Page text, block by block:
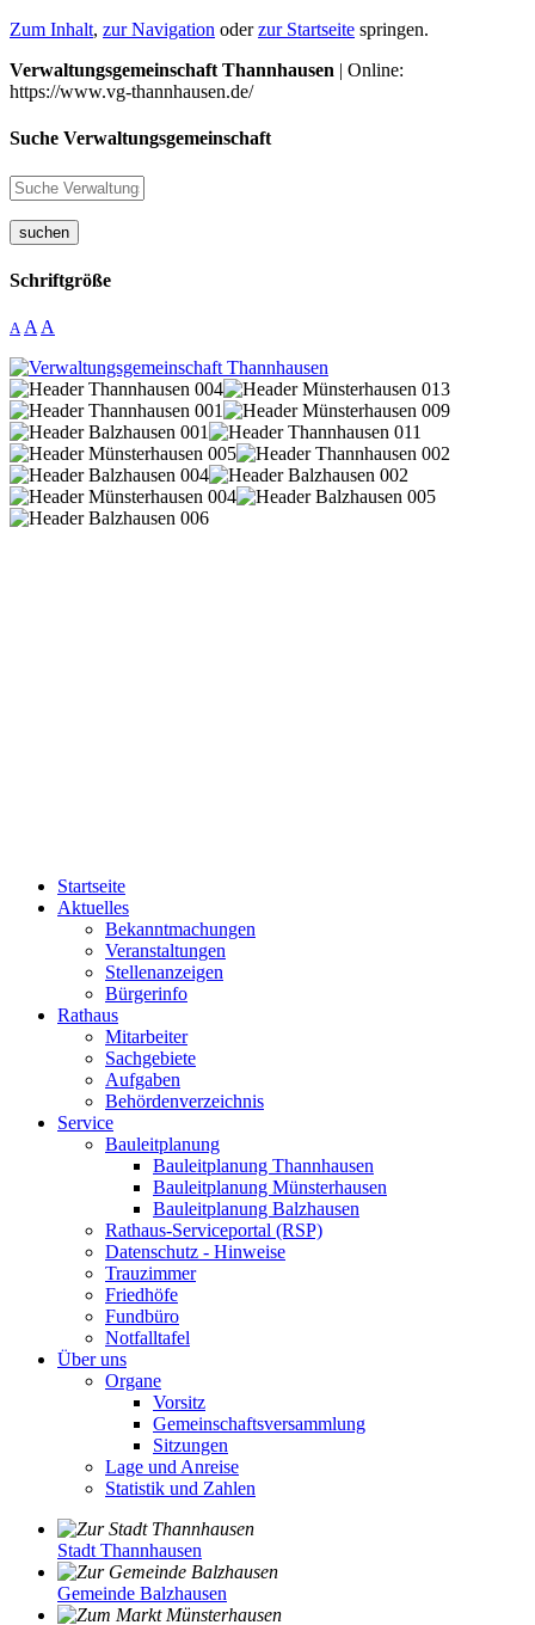
Zum Inhalt, zur Navigation oderzur Startseite springen.
Verwaltungsgemeinschaft Thannhausen | Online:
https://www.vg-thannhausen.de/
Suche Verwaltungsgemeinschaft
suchen
Schriftgröße
A A A
Startseite
Aktuelles
Bekanntmachungen
Veranstaltungen
Stellenanzeigen
Bürgerinfo
Rathaus
Mitarbeiter
Sachgebiete
Aufgaben
Behördenverzeichnis
Service
Bauleitplanung
Bauleitplanung Thannhausen
Bauleitplanung Münsterhausen
Bauleitplanung Balzhausen
Rathaus-Serviceportal (RSP)
Datenschutz - Hinweise
Trauzimmer
Friedhöfe
Fundbüro
Notfalltafel
Über uns
Organe
Vorsitz
Gemeinschaftsversammlung
Sitzungen
Lage und Anreise
Statistik und Zahlen
Stadt Thannhausen
Gemeinde Balzhausen